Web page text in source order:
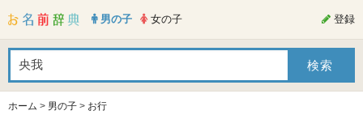
男の子 女の子 登録
ホーム > 男の子 > お行